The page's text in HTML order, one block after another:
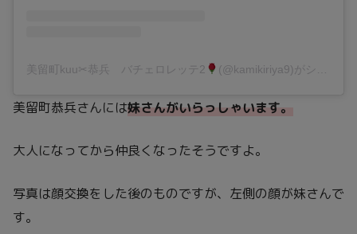
美留町kuu✂︎恭兵 バチェロレッテ2 (@kamikiriya9)がシェアした投稿
美留町恭兵さんには妹さんがいらっしゃいます。
大人になってから仲良くなったそうですよ。
写真は顔交換をした後のものですが、左側の顔が妹さんで
す。